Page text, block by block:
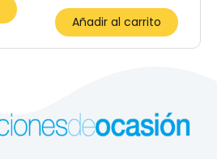
Añadir al carrito